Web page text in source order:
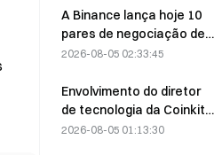
em 5 de agosto
A Binance lança hoje 10
pares de negociação de
bStocks às 20:00 (UTC+8),
para makers.
2026-08-05 02:33:45
Envolvimento do diretor
de tecnologia da Coinkite
em incidente envolvendo
2026-08-05 01:13:30